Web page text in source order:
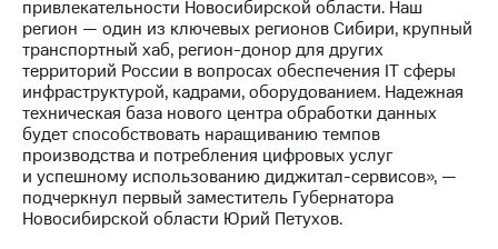
Дивиденды
Рынок
облигаций
Описание
Еврооблигации-2023
Уведомление
о
погашении
именных
облигаций
привлекательности Новосибирской области. Наш
регион — один из ключевых регионов Сибири, крупный
транспортный хаб, регион-донордля других
территорий России в вопросах обеспечения IT сферы
инфраструктурой, кадрами, оборудованием. Надежная
техническая база нового центра обработки данных
будет способствовать наращиванию темпов
производства и потребления цифровых услуг
и успешному использованиюдиджитал-сервисов», —
подчеркнул первый заместитель Губернатора
Новосибирской области Юрий Петухов.